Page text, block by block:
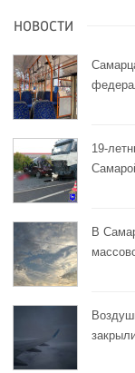
НОВОСТИ
19-
В